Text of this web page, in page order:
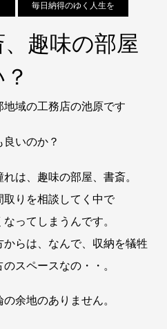
毎日納得のゆく人生を
趣味の部屋
域の工務店の池原です
いのか？
れは、趣味の部屋、書斎。
取りを相談してく中で
ってしまうんです。
らは、なんで、収納を犠牲
スペースなの・・。
余地のありません。